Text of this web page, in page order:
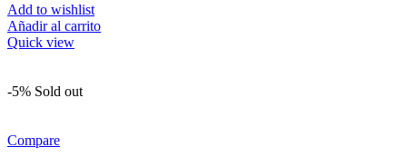
Add to wishlist
Añadir al carrito
Quick view
-5% Sold out
Compare